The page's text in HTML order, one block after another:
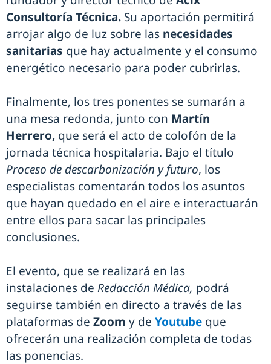
Consultoría Técnica. Su aportación permitirá
arrojar algo de luz sobre las necesidades
sanitarias que hay actualmente y el consumo
energético necesario para poder cubrirlas.
Finalmente, los tres ponentes se sumarán a
una mesa redonda, junto con Martín
Herrero, que será el acto de colofón de la
jornada técnica hospitalaria. Bajo el título
Proceso de descarbonización y futuro, los
especialistas comentarán todos los asuntos
que hayan quedado en el aire e interactuarán
entre ellos para sacar las principales
conclusiones.
El evento, que se realizará en las
instalaciones de Redacción Médica, podrá
seguirse también en directo a través de las
plataformas de Zoom y de Youtube que
ofrecerán una realización completa de todas
las ponencias.